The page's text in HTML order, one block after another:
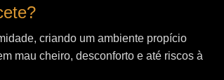
criando um ambiente propício
mau cheiro, desconforto e até riscos à